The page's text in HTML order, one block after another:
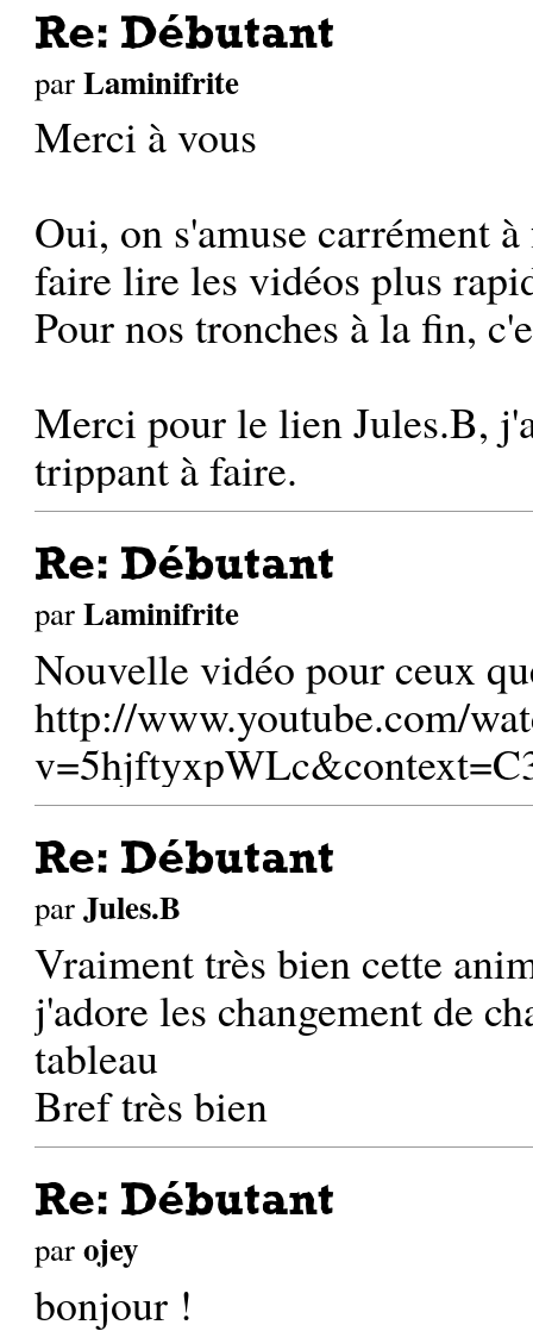
Re: Débutant
parLaminifrite
Merci à vous
Oui, on s'amuse carrément
faire lire les vidéos plus
Pour nos tronches à la fin,
Merci pour le lien Jules.B,
trippant à faire.
Re: Débutant
parLaminifrite
Nouvelle vidéo pour ceux
http://www.youtube.com/
Re: Débutant
parJules.B
Vraiment très bien cette
j'adore les changement de
tableau
Bref très bien
Re: Débutant
parojey
bonjour !